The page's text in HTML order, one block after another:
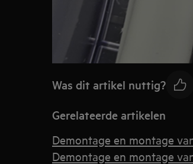
Was dit artikel nuttig?
Gerelateerde artikelen
Demontage en montage
Demontage en montage